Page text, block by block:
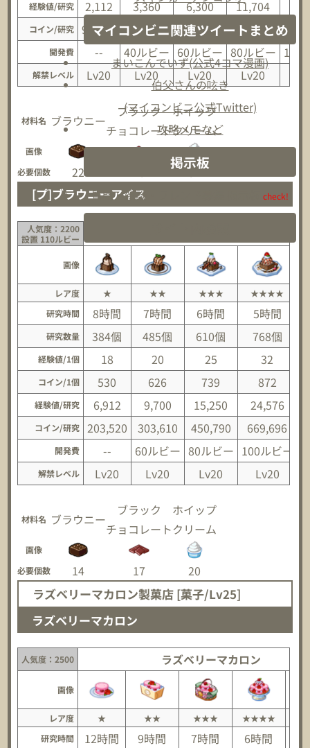
マイコンビニ関連ツイートまとめ
まいこんでいず(公式4コマ漫画)
伯父さんの呟き
(マイコンビニ公式Twitter)
攻略メモなど
掲示板
質問・雑談・フレンド募集 掲示板 check!
経験値/研究 2,112 3,360 6,300 11,704
コイン/研究 90,288 135,744 200,340 299,516
開発費 -- 40ルビー 60ルビー 80ルビー 100
解禁レベル Lv20 Lv20 Lv20 Lv20
材料名 ブラウニー
ブラック
チョコレート
ホイップ
クリーム
画像
必要個数
22 34
[プ]ブラウニーアイス
人気度：2200
設置 110ルビー
画像
レア度 ★ ★★ ★★★ ★★★★
研究時間
8時間 7時間 6時間 5時間
研究数量 384個 485個 610個 768個
経験値/1個 18 20 25 32
コイン/1個 530 626 739 872
経験値/研究 6,912 9,700 15,250 24,576
コイン/研究 203,520 303,610 450,790 669,696
開発費 -- 60ルビー 80ルビー 100ルビー
解禁レベル Lv20 Lv20 Lv20 Lv20
材料名 ブラウニー
ブラック
チョコレート
ホイップ
クリーム
画像
必要個数
14 17 20
ラズベリーマカロン製菓店 [菓子/Lv25]
ラズベリーマカロン
人気度：2500 ラズベリーマカロン
画像
レア度 ★ ★★ ★★★ ★★★★
研究時間
12時間 9時間 7時間 6時間